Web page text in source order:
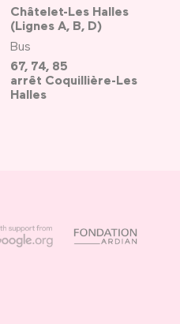
Châtelet-Les Halles
(Lignes A, B, D)
Bus
67, 74, 85
arrêt Coquillière-Les
Halles